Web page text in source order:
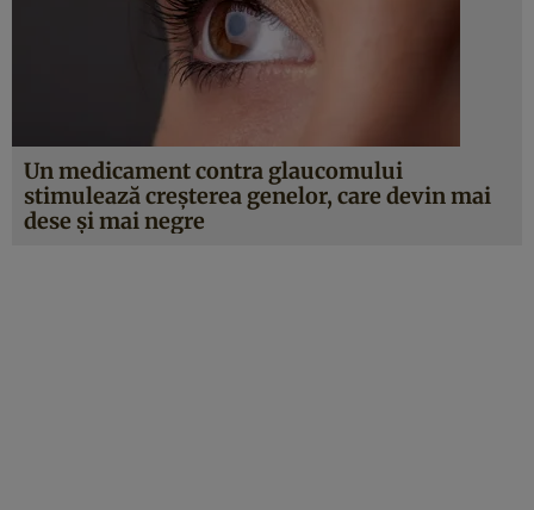
Un medicament contra glaucomului
stimulează creşterea genelor, care devin mai
dese şi mai negre